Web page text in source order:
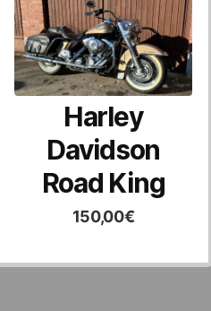
Harley
Davidson
Road King
150,00€